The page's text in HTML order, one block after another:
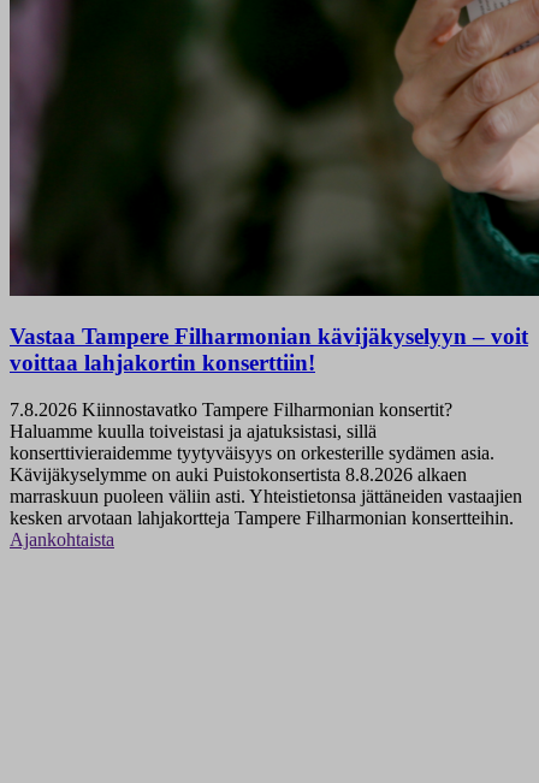
Vastaa Tampere Filharmonian kävijäkyselyyn – voit
voittaa lahjakortin konserttiin!
7.8.2026 Kiinnostavatko Tampere Filharmonian konsertit?
Haluamme kuulla toiveistasi ja ajatuksistasi, sillä
konserttivieraidemme tyytyväisyys on orkesterille sydämen asia.
Kävijäkyselymme on auki Puistokonsertista 8.8.2026 alkaen
marraskuun puoleen väliin asti. Yhteistietonsa jättäneiden vastaajien
kesken arvotaan lahjakortteja Tampere Filharmonian konsertteihin.
Ajankohtaista